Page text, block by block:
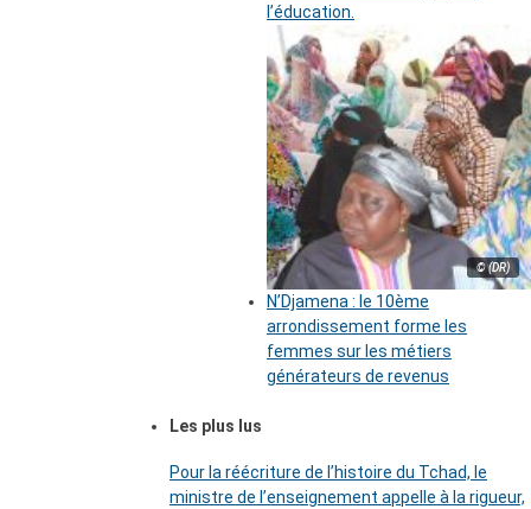
l’éducation.
© (DR)
N’Djamena : le 10ème
arrondissement forme les
femmes sur les métiers
générateurs de revenus
Les plus lus
Pour la réécriture de l’histoire du Tchad, le
ministre de l’enseignement appelle à la rigueur,